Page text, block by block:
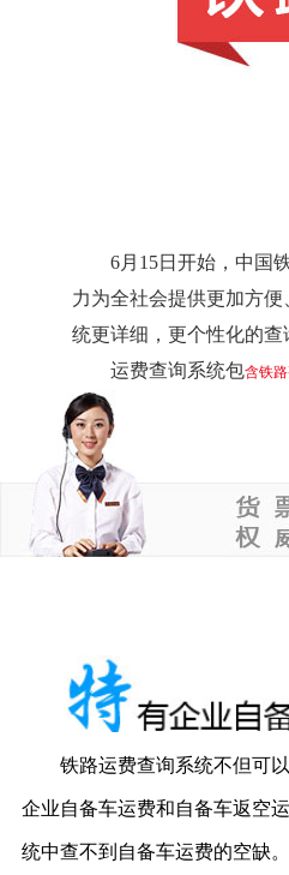
6月15日开始，中国
力为全社会提供更加方
统更详细，更个性化的
运费查询系统包含铁
铁路运费查询系统不但可
企业自备车运费和自备车返空
统中查不到自备车运费的空缺。